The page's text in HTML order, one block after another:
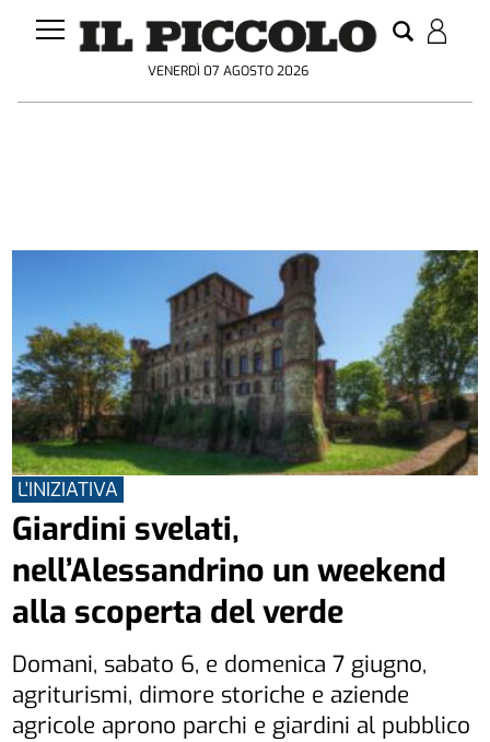
VENERDÌ 07 AGOSTO 2026
L'INIZIATIVA
Giardini svelati,
nell’Alessandrino un weekend
alla scoperta del verde
Domani, sabato 6, e domenica 7 giugno,
agriturismi, dimore storiche e aziende
agricole aprono parchi e giardini al pubblico